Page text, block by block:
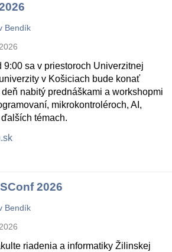
Bendík
9:00 sa v priestoroch Univerzitnej
v Košiciach bude konať
nabitý prednáškami a workshopmi
mikrokontroléroch, AI,
témach.
2026
Bendík
riadenia a informatiky Žilinskej